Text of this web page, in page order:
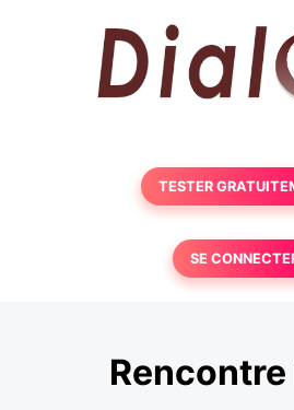
TESTER
SE
Rencontre